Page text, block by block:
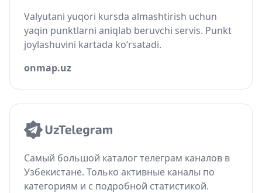
Valyutani yuqori kursda almashtirish uchun
yaqin punktlarni aniqlab beruvchi servis. Punkt
joylashuvini kartada ko‘rsatadi.
onmap.uz
Самый большой каталог телеграм каналов в
Узбекистане. Только активные каналы по
категориям и с подробной статистикой.